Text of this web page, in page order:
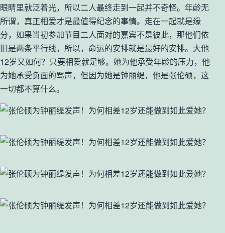
眼睛里就泛着光，所以二人最终走到一起并不奇怪。年龄无
所谓，真正相爱才是最值得纪念的事情。走在一起就是缘
分，如果当初参加节目二人面对的嘉宾不是彼此，那他们依
旧是两条平行线，所以，命运的安排就是最好的安排。大他
12岁又如何？只要相爱就足够。她为他承受年龄的压力，他
为她承受负面的骂声，但因为她是钟丽缇，他是张伦硕，这
一切都不算什么。